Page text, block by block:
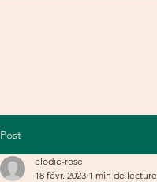
Post
elodie-rose
18 févr. 2023 1 min de lecture